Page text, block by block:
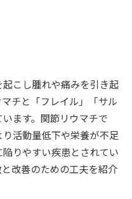
こし腫れや痛みを引き起
チと「フレイル」「サル
ます。関節リウマチで
活動量低下や栄養が不足
りやすい疾患とされてい
改善のための工夫を紹介